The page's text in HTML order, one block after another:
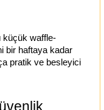
küçük waffle-
bir haftaya kadar
pratik ve besleyici